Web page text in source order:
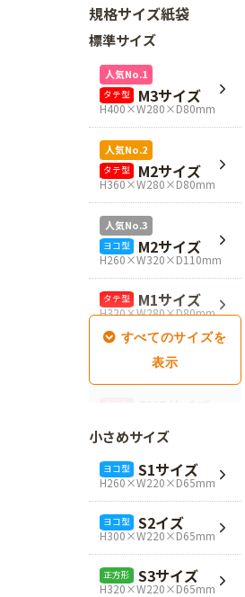
規格サイズ紙袋
標準サイズ
人気No.1
タテ型 M3サイズ
H400×W280×D80mm
人気No.2
タテ型 M2サイズ
H360×W280×D80mm
人気No.3
ヨコ型 M2サイズ
H260×W320×D110mm
タテ型 M1サイズ
H320×W280×D80mm
SM1サイズ
H280×W260×D100mm
SM3サイズ
H360×W260×D100mm
L4サイズ
H360×W320×D110mm
L1サイズ
H240×W320×D110mm
小さめサイズ
ヨコ型 S1サイズ
H260×W220×D65mm
ヨコ型 S2イズ
H300×W220×D65mm
正方形 S3サイズ
H320×W220×D65mm